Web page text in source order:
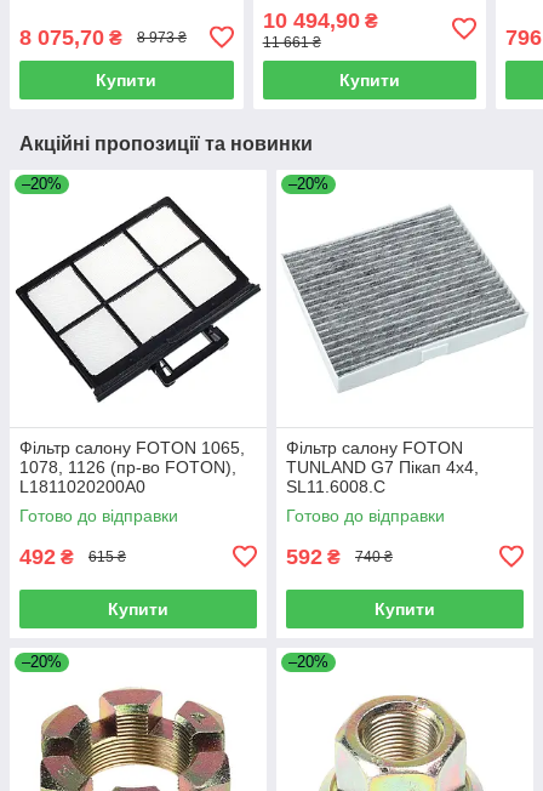
8 075,70 ₴ 8 973 ₴
Купити
10 494,90₴
11 661 ₴
Купити
Акційні пропозиції та новинки
–20%
Фільтр салону FOTON 1065,
1078, 1126 (пр-во FOTON),
L1811020200A0
Готово до відправки
492 ₴ 615 ₴
Купити
–20%
Фільтр салону FOTON
TUNLAND G7 Пікап 4х4,
SL11.6008.C
Готово до відправки
592 ₴ 740 ₴
Купити
–20% –20%